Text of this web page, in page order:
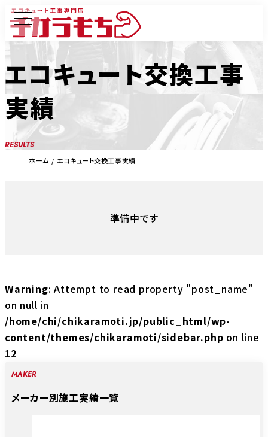
エコキュート交換工事
実績
RESULTS
ホーム エコキュート交換工事実績
準備中です
Warning: Attempt to read property "post_name"
on null in
/home/chi/chikaramoti.jp/public_html/wp-
content/themes/chikaramoti/sidebar.php on line
12
MAKER
メーカー別施工実績一覧